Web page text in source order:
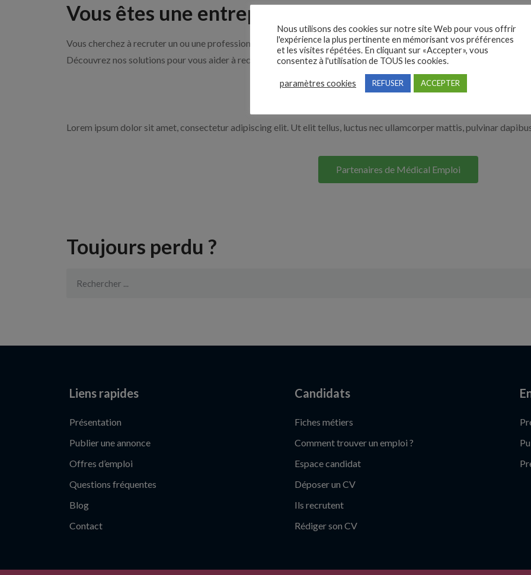
Vous êtes une entreprise ?
Vous cherchez à recruter un ou une professionnelle de santé par exemple un infirmier, un pharmacien ou encore un
Découvrez nos solutions pour vous aider à recruter en cliquant sur le bouton ci-dessous.
Nos solutions entreprises
Lorem ipsum dolor sit amet, consectetur adipiscing elit. Ut elit tellus, luctus nec ullamcorper mattis, pulvinar
Partenaires de Médical Emploi
Toujours perdu ?
Liens rapides
Présentation
Publier une annonce
Offres d’emploi
Questions fréquentes
Blog
Contact
Candidats
Fiches métiers
Comment trouver un emploi ?
Espace candidat
Déposer un CV
Ils recrutent
Rédiger son CV
Nous utilisons des cookies sur notre site Web pour vous offrir
l'expérience la plus pertinente en mémorisant vos préférences
et les visites répétées. En cliquant sur «Accepter», vous
consentez à l'utilisation de TOUS les cookies.
paramètres cookies REFUSER ACCEPTER